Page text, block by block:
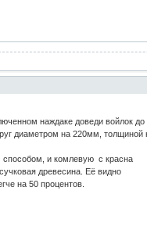
наждаке доведи войлок
диаметром на 220мм, толщиной
способом, и комлевую с красна
древесина. Её видно
на 50 процентов.